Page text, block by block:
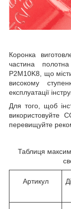
Коронка
частина
P2M10K8, що
високому
експлуатації
Для того, щоб
використовуйте
перевищуйте
Таблиця
Артикул